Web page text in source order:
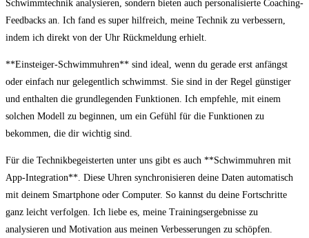
Schwimmtechnik analysieren, sondern bieten auch personalisierte Coaching-
Feedbacks ⁤an. Ich fand es super hilfreich, ‌meine Technik ⁤zu⁢ verbessern,
indem ich direkt⁤ von der Uhr Rückmeldung erhielt.
**Einsteiger-Schwimmuhren** sind ideal, wenn du gerade erst anfängst
oder einfach nur gelegentlich schwimmst. Sie sind in der Regel günstiger
und enthalten die grundlegenden Funktionen.⁣ Ich empfehle, mit einem
solchen​ Modell zu beginnen, um‌ ein​ Gefühl für die Funktionen zu
bekommen, die dir wichtig sind.
Für die Technikbegeisterten unter uns ​gibt ​es​ auch **Schwimmuhren mit
App-Integration**. ‌Diese⁣ Uhren ​synchronisieren⁣ deine Daten automatisch
mit⁣ deinem Smartphone oder Computer. So kannst du deine Fortschritte
ganz⁢ leicht​ verfolgen. Ich ⁤liebe es, meine​ Trainingsergebnisse ⁢zu
analysieren und Motivation aus meinen Verbesserungen ‍zu schöpfen.